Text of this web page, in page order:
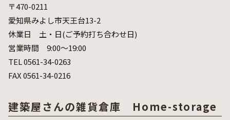
〒470-0211
愛知県みよし市天王台13-2
休業日 土・日(ご予約打ち合わせ日)
営業時間 9:00～19:00
TEL 0561-34-0263
FAX 0561-34-0216
建築屋さんの雑貨倉庫 Home-storage